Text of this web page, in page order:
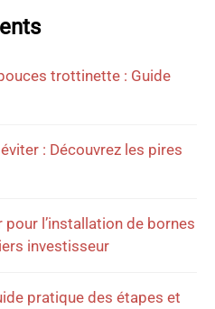
trottinette : Guide
: Découvrez les pires
l’installation de bornes
investisseur
pratique des étapes et